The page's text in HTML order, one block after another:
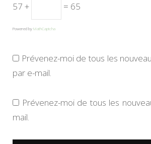
57 +
= 65
Powered byMathCaptcha
Prévenez-moi de tous les
par e-mail.
Prévenez-moi de tous les
mail.